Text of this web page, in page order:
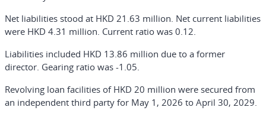
Net liabilities stood at HKD 21.63 million. Net current liabilities
were HKD 4.31 million. Current ratio was 0.12.
Liabilities included HKD 13.86 million due to a former
director. Gearing ratio was -1.05.
Revolving loan facilities of HKD 20 million were secured from
an independent third party for May 1, 2026 to April 30, 2029.